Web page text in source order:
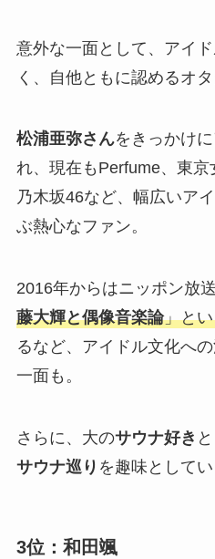
意外な一面として、アイ
く、自他ともに認めるオ
松浦亜弥さんをきっかけ
れ、現在もPerfume、東京
乃木坂46など、幅広いア
ぶ熱心なファン。
2016年からはニッポン放
藤大輝と偶像音楽論」と
るなど、アイドル文化へ
一面も。
さらに、大のサウナ好き
サウナ巡り を趣味としてい
3位：和田颯